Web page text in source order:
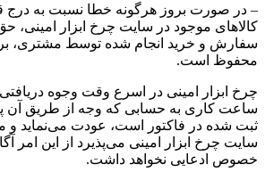
– در صورت بروز هرگونه خطا نسبت به درج
کالاهای موجود در سایت چرخ ابزار امینی، حق
سفارش و خرید انجام شده توسط مشتری،
محفوظ است.
ساعت کاری به حسابی که وجه از طریق آن
ثبت شده در فاکتور است، عودت می‌نماید و
سایت چرخ ابزار امینی می‌پذیرد از این امر
خصوص ادعایی نخواهد داشت.